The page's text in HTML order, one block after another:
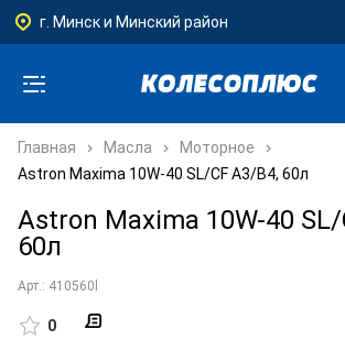
г. Минск и Минский район
Главная Масла
Моторное
Astron Maxima 10W-40 SL/CF A3/B4, 60л
Astron Maxima 10W-40
60л
Арт.: 410560l
0